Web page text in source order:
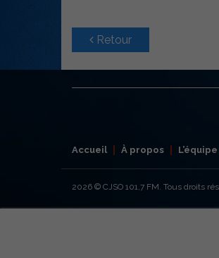
Retour
Accueil À propos L’équipe
2026 © CJSO 101,7 FM. Tous droits